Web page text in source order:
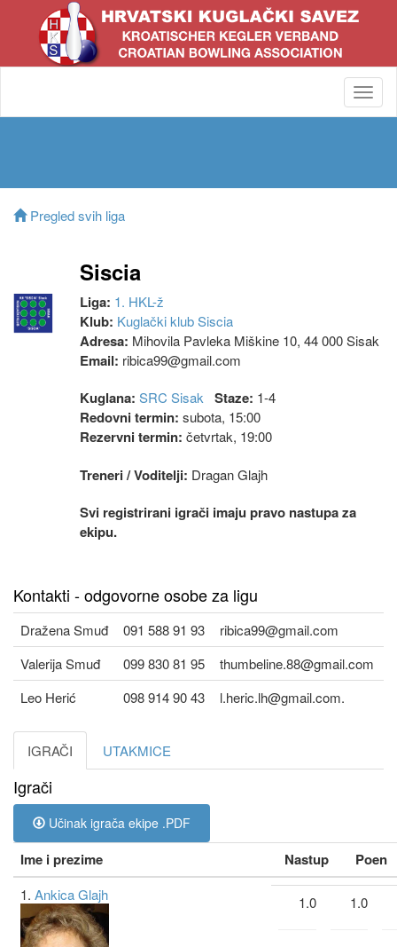
Pregled svih liga
Siscia
Liga: 1. HKL-ž
Klub: Kuglački klub Siscia
Adresa: Mihovila Pavleka Miškine 10, 44 000 Sisak
Email: ribica99@gmail.com
Kuglana: SRC Sisak Staze: 1-4
Redovni termin: subota, 15:00
Rezervni termin: četvrtak, 19:00
Treneri / Voditelji: Dragan Glajh
Svi registrirani igrači imaju pravo nastupa za
ekipu.
Kontakti - odgovorne osobe za ligu
Dražena Smuđ 091 588 91 93
ribica99@gmail.com
Valerija Smuđ
099 830 81 95
thumbeline.88@gmail.com
Leo Herić
098 914 90 43 l.heric.lh@gmail.com.
IGRAČI UTAKMICE
Igrači
Učinak igrača ekipe .PDF
Ime i prezime Nastup Poen
1. Ankica Glajh 1.0 1.0